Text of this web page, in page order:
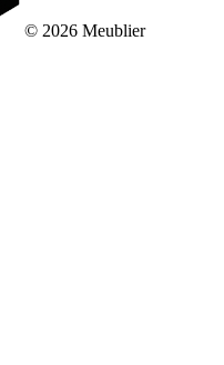
© 2026 Meublier